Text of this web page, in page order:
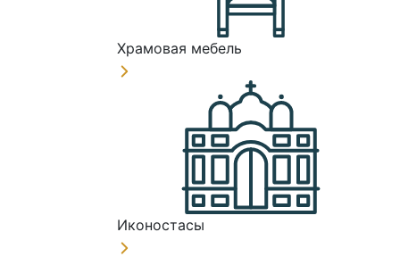
Храмовая мебель
Иконостасы